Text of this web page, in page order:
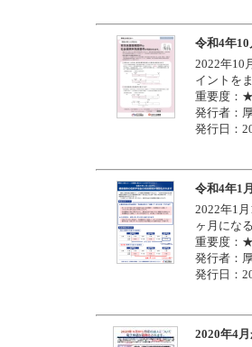
令和4年
2022年10
イントを
重要度
発行者：
発行日：
令和4年1
2022年1
ヶ月にな
重要度
発行者：
発行日：
2020年4